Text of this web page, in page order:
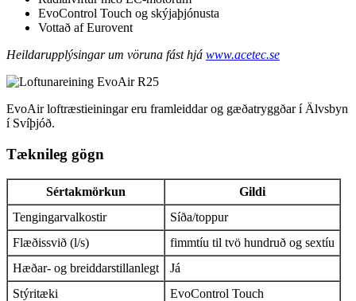
EvoControl Touch og skýjaþjónusta
Vottað af Eurovent
Heildarupplýsingar um vöruna fást hjá www.acetec.se
EvoAir loftræstieiningar eru framleiddar og gæðatryggðar í Älvsbyn
í Svíþjóð.
Tæknileg gögn
Sértakmörkun
Gildi
Tengingarvalkostir
Síða/toppur
Flæðissvið (l/s)
fimmtíu til tvö hundruð og sextíu
Hæðar- og breiddarstillanlegt
Já
Stýritæki
EvoControl Touch